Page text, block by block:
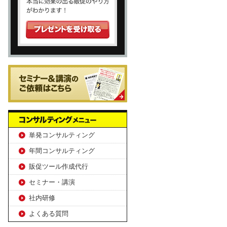
単発コンサルティング
年間コンサルティング
販促ツール作成代行
セミナー・講演
社内研修
よくある質問